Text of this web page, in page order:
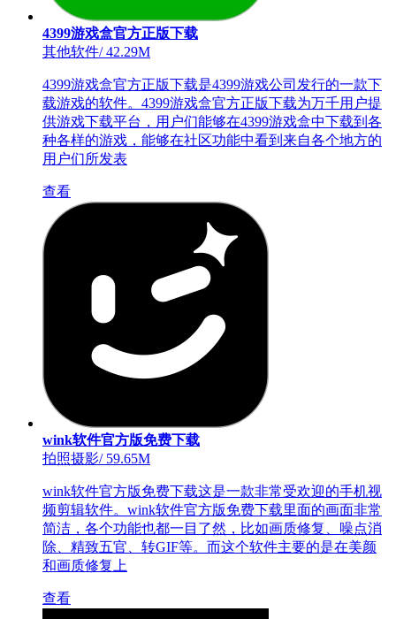
4399游戏盒官方正版下载
其他软件/42.29M
4399游戏盒官方正版下载是4399游戏公司发行的一款下
载游戏的软件。4399游戏盒官方正版下载为万千用户提
供游戏下载平台，用户们能够在4399游戏盒中下载到各
种各样的游戏，能够在社区功能中看到来自各个地方的
用户们所发表
查看
wink软件官方版免费下载
拍照摄影/59.65M
wink软件官方版免费下载这是一款非常受欢迎的手机视
频剪辑软件。wink软件官方版免费下载里面的画面非常
简洁，各个功能也都一目了然，比如画质修复、噪点消
除、精致五官、转GIF等。而这个软件主要的是在美颜
和画质修复上
查看